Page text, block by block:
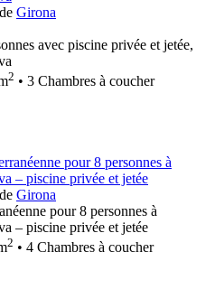
Girona
avec piscine privée et jetée,
2 • 3 Chambres à coucher
Girona
pour 8 personnes à
– piscine privée et jetée
2 • 4 Chambres à coucher